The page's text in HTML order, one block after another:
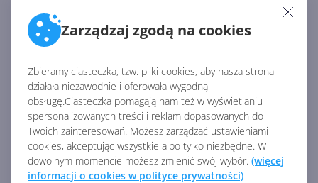
Zarządzaj zgodą na cookies
Zbieramy ciasteczka, tzw. pliki cookies, aby nasza strona
działała niezawodnie i oferowała wygodną
obsługę.Ciasteczka pomagają nam też w wyświetlaniu
spersonalizowanych treści i reklam dopasowanych do
Twoich zainteresowań. Możesz zarządzać ustawieniami
cookies, akceptując wszystkie albo tylko niezbędne. W
dowolnym momencie możesz zmienić swój wybór. (więcej
informacji o cookies w polityce prywatności)
Microsoft oferuje części
Nowy firmware kontrolera i
poprawki językowe w
aktualizacji Xbox Insider
Alpha